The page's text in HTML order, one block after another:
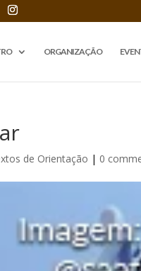
ORGANIZAÇÃO
de Orientação | 0